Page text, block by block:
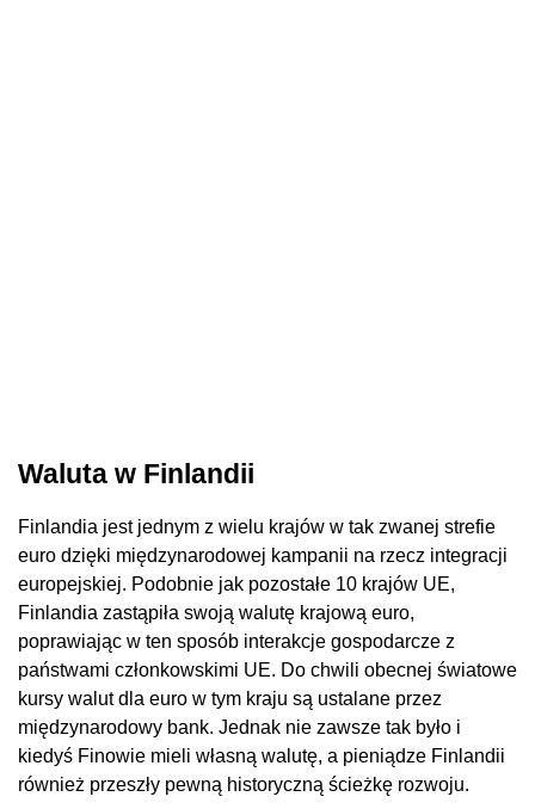
Waluta w Finlandii
Finlandia jest jednym z wielu krajów w tak zwanej strefie
euro dzięki międzynarodowej kampanii na rzecz integracji
europejskiej. Podobnie jak pozostałe 10 krajów UE,
Finlandia zastąpiła swoją walutę krajową euro,
poprawiając w ten sposób interakcje gospodarcze z
państwami członkowskimi UE. Do chwili obecnej światowe
kursy walut dla euro w tym kraju są ustalane przez
międzynarodowy bank. Jednak nie zawsze tak było i
kiedyś Finowie mieli własną walutę, a pieniądze Finlandii
również przeszły pewną historyczną ścieżkę rozwoju.